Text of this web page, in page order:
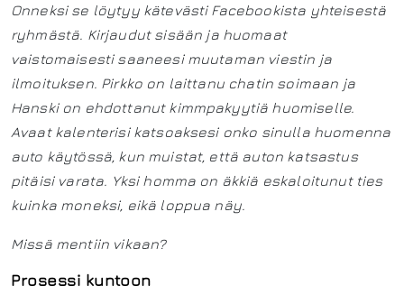
Onneksi se löytyy kätevästi Facebookista yhteisestä
ryhmästä. Kirjaudut sisään ja huomaat
vaistomaisesti saaneesi muutaman viestin ja
ilmoituksen. Pirkko on laittanu chatin soimaan ja
Hanski on ehdottanut kimmpakyytiä huomiselle.
Avaat kalenterisi katsoaksesi onko sinulla huomenna
auto käytössä, kun muistat, että auton katsastus
pitäisi varata. Yksi homma on äkkiä eskaloitunut ties
kuinka moneksi, eikä loppua näy.
Missä mentiin vikaan?
Prosessi kuntoon